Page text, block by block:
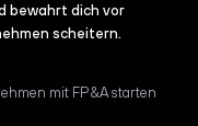
bewahrt dich vor
scheitern.
mit FP&A starten